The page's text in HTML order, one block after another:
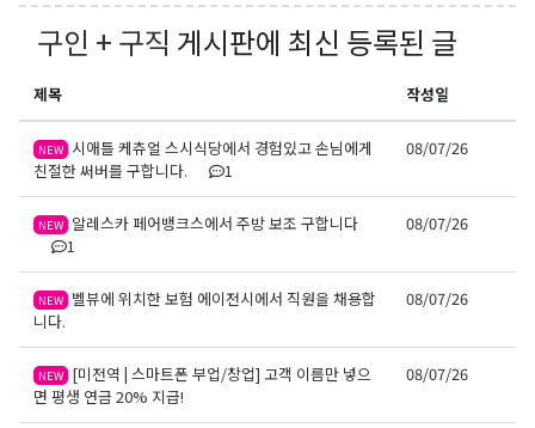
구인 + 구직 게시판에 최신 등록된 글
제목 작성일
NEW 시애틀 케츄얼 스시식당에서 경험있고 손님에게
친절한 써버를 구합니다.
1
08/07/26
NEW 알레스카 페어뱅크스에서 주방 보조 구합니다
1
08/07/26
NEW 벨뷰에 위치한 보험 에이전시에서 직원을 채용합
니다.
08/07/26
NEW [미전역 | 스마트폰 부업/창업] 고객 이름만 넣으
면 평생 연금 20% 지급!
08/07/26